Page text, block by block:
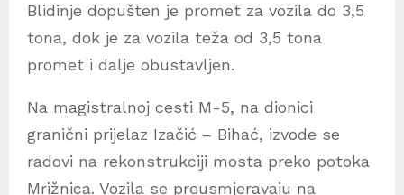
Blidinje dopušten je promet za vozila do 3,5
tona, dok je za vozila teža od 3,5 tona
promet i dalje obustavljen.
Na magistralnoj cesti M-5, na dionici
granični prijelaz Izačić – Bihać, izvode se
radovi na rekonstrukciji mosta preko potoka
Mrižnica. Vozila se preusmjeravaju na